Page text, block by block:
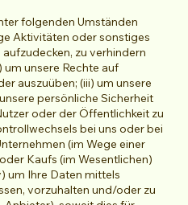
folgenden Umständen
Aktivitäten oder sonstiges
zu verhindern
unsere Rechte auf
auszuüben; (iii) um unsere
persönliche Sicherheit
oder der Öffentlichkeit zu
bei uns oder bei
(im Wege einer
Kaufs (im Wesentlichen)
um Ihre Daten mittels
vorzuhalten und/oder zu